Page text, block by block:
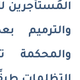
المُستأجرين
والترميم
والمحكمة